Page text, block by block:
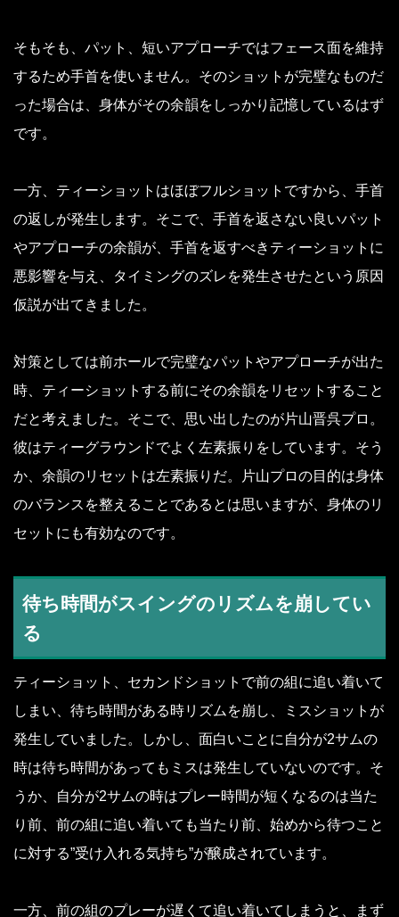
そもそも、パット、短いアプローチではフェース面を維持
するため手首を使いません。そのショットが完璧なものだ
った場合は、身体がその余韻をしっかり記憶しているはず
です。
一方、ティーショットはほぼフルショットですから、手首
の返しが発生します。そこで、手首を返さない良いパット
やアプローチの余韻が、手首を返すべきティーショットに
悪影響を与え、タイミングのズレを発生させたという原因
仮説が出てきました。
対策としては前ホールで完璧なパットやアプローチが出た
時、ティーショットする前にその余韻をリセットすること
だと考えました。そこで、思い出したのが片山晋呉プロ。
彼はティーグラウンドでよく左素振りをしています。そう
か、余韻のリセットは左素振りだ。片山プロの目的は身体
のバランスを整えることであるとは思いますが、身体のリ
セットにも有効なのです。
待ち時間がスイングのリズムを崩してい
る
ティーショット、セカンドショットで前の組に追い着いて
しまい、待ち時間がある時リズムを崩し、ミスショットが
発生していました。しかし、面白いことに自分が2サムの
時は待ち時間があってもミスは発生していないのです。そ
うか、自分が2サムの時はプレー時間が短くなるのは当た
り前、前の組に追い着いても当たり前、始めから待つこと
に対する”受け入れる気持ち”が醸成されています。
一方、前の組のプレーが遅くて追い着いてしまうと、まず